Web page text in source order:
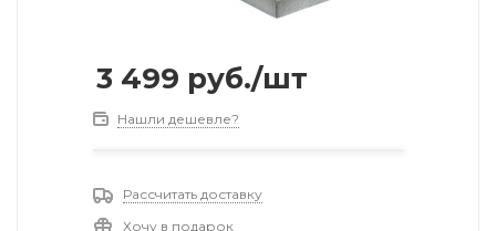
3 499 руб./шт
Нашли дешевле?
Рассчитать доставку
Хочу в подарок